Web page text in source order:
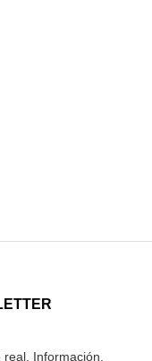
Información,